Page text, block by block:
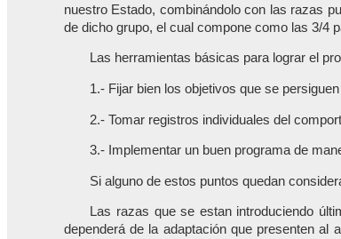
nuestro Estado, combinándolo con las razas
de dicho grupo, el cual compone como las 3/4
Las herramientas básicas para lograr el
1.- Fijar bien los objetivos que se
2.- Tomar registros individuales del
3.- Implementar un buen programa de
Si alguno de estos puntos quedan
Las razas que se estan introduciendo
dependerá de la adaptación que presenten al